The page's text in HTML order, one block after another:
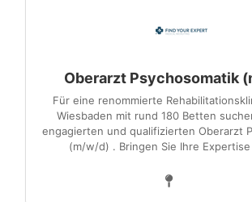
Oberarzt Psychosomatik
Für eine renommierte
Wiesbaden mit rund 180 Betten
engagierten und qualifizierten Oberarzt
(m/w/d) . Bringen Sie Ihre